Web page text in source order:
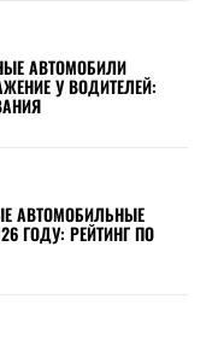
АВТОМОБИЛИ
У ВОДИТЕЛЕЙ:
АВТОМОБИЛЬНЫЕ
ГОДУ: РЕЙТИНГ ПО